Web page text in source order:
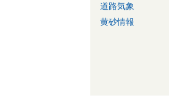
道路気象
黄砂情報